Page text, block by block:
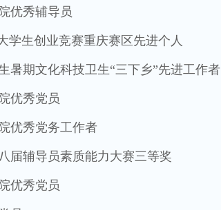
优秀辅导员
学生创业竞赛重庆赛区先进个人
暑期文化科技卫生“三下乡”先进工作者
优秀党员
优秀党务工作者
届辅导员素质能力大赛三等奖
优秀党员